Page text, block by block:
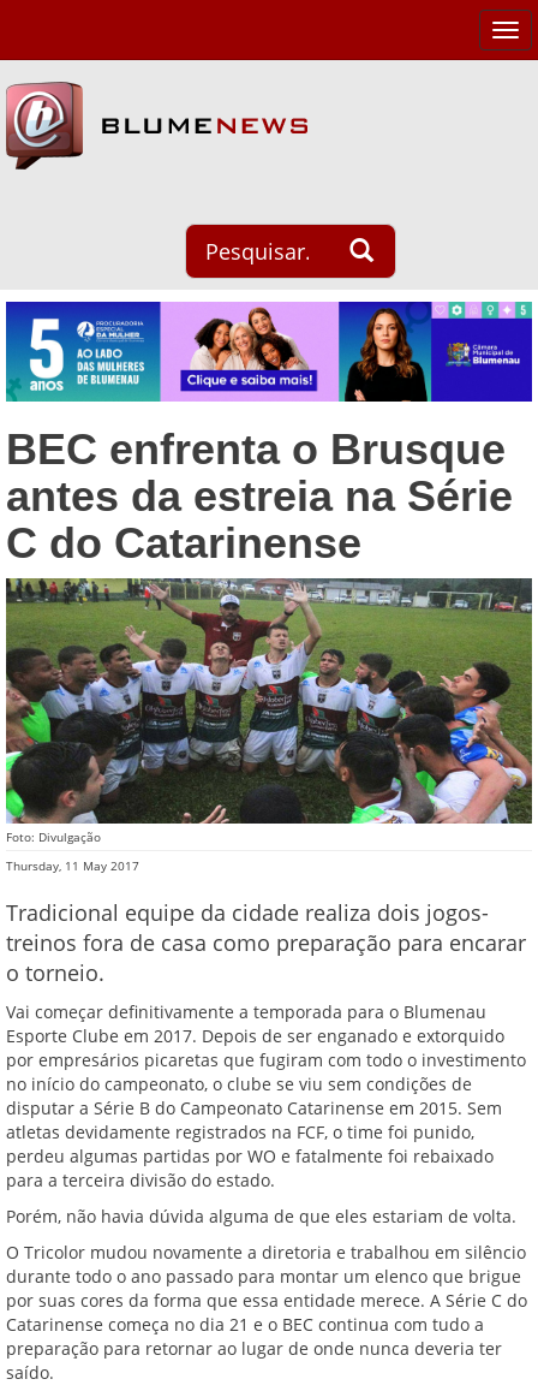
BEC enfrenta o Brusque
antes da estreia na Série
C do Catarinense
Foto: Divulgação
Thursday, 11 May 2017
Tradicional equipe da cidade realiza dois jogos-
treinos fora de casa como preparação para encarar
o torneio.
Vai começar definitivamente a temporada para o Blumenau
Esporte Clube em 2017. Depois de ser enganado e extorquido
por empresários picaretas que fugiram com todo o investimento
no início do campeonato, o clube se viu sem condições de
disputar a Série B do Campeonato Catarinense em 2015. Sem
atletas devidamente registrados na FCF, o time foi punido,
perdeu algumas partidas por WO e fatalmente foi rebaixado
para a terceira divisão do estado.
Porém, não havia dúvida alguma de que eles estariam de volta.
O Tricolor mudou novamente a diretoria e trabalhou em silêncio
durante todo o ano passado para montar um elenco que brigue
por suas cores da forma que essa entidade merece. A Série C do
Catarinense começa no dia 21 e o BEC continua com tudo a
preparação para retornar ao lugar de onde nunca deveria ter
saído.